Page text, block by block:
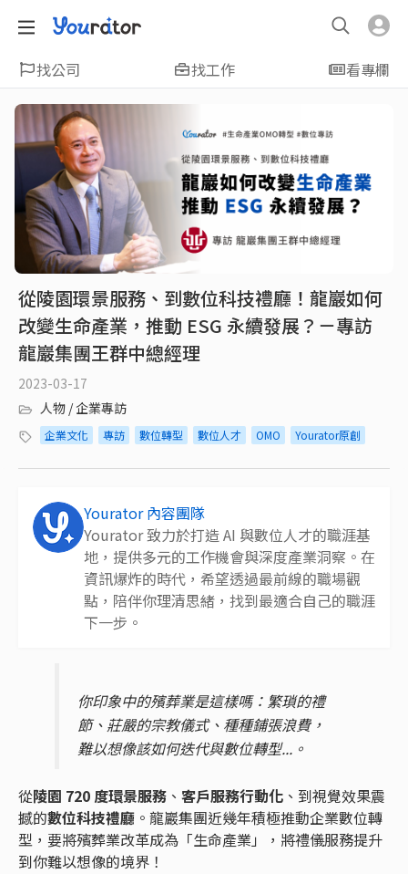
找公司 找工作 看專欄
從陵園環景服務、到數位科技禮廳！龍巖如何
改變生命產業，推動 ESG 永續發展？－專訪
龍巖集團王群中總經理
2023-03-17
人物 / 企業專訪
企業文化 專訪 數位轉型 數位人才 OMO Yourator原創
Yourator 內容團隊
Yourator 致力於打造 AI 與數位人才的職涯基
地，提供多元的工作機會與深度產業洞察。在
資訊爆炸的時代，希望透過最前線的職場觀
點，陪伴你理清思緒，找到最適合自己的職涯
下一步。
你印象中的殯葬業是這樣嗎：繁瑣的禮
節、莊嚴的宗教儀式、種種鋪張浪費，
難以想像該如何迭代與數位轉型...。
從陵園 720 度環景服務 、 客戶服務行動化 、到視覺效果震
撼的數位科技禮廳 。龍巖集團近幾年積極推動企業數位轉
型，要將殯葬業改革成為「生命產業」，將禮儀服務提升
到你難以想像的境界！